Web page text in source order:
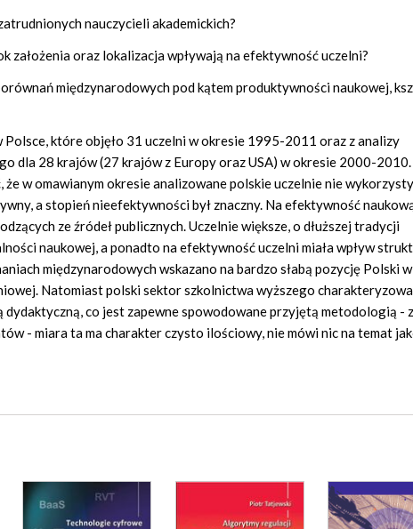
nauczycieli akademickich?
założenia oraz lokalizacja wpływają na efektywność uczelni?
międzynarodowych pod kątem produktywności naukowej,
Polsce, które objęło 31 uczelni w okresie 1995-2011 oraz z analizy
dla 28 krajów (27 krajów z Europy oraz USA) w okresie 2000-
w omawianym okresie analizowane polskie uczelnie nie
a stopień nieefektywności był znaczny. Na efektywność
ze źródeł publicznych. Uczelnie większe, o dłuższej tradycji
naukowej, a ponadto na efektywność uczelni miała wpływ
międzynarodowych wskazano na bardzo słabą pozycję Polski w
Natomiast polski sektor szkolnictwa wyższego
co jest zapewne spowodowane przyjętą metodologią -
- miara ta ma charakter czysto ilościowy, nie mówi nic na temat